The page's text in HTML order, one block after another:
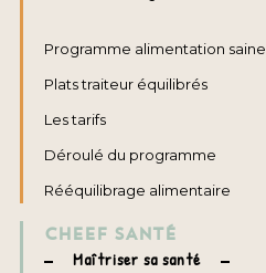
Programme alimentation saine
Plats traiteur équilibrés
Les tarifs
Déroulé du programme
Rééquilibrage alimentaire
CHEEF SANTÉ
Maîtriser sa santé